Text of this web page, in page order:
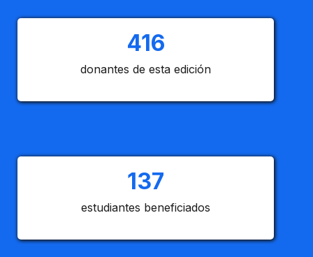
416
donantes de esta edición
137
estudiantes beneficiados